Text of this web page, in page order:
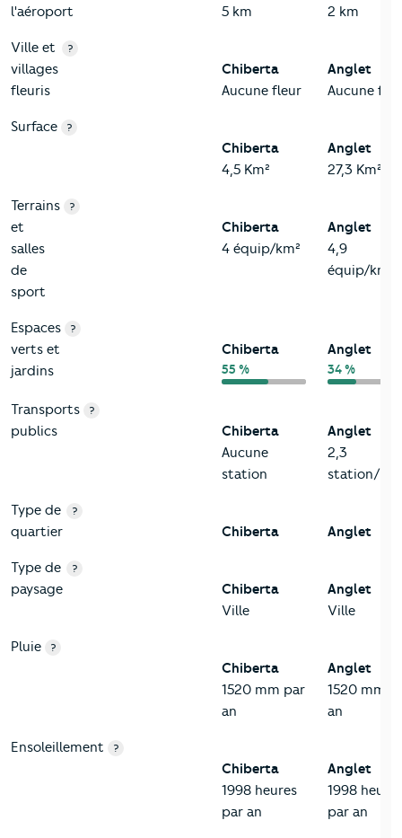
l'aéroport
5 km
2 km
Ville et
villages
fleuris
?
Chiberta
Aucune fleur
Anglet
Aucune
Surface ?
Chiberta
4,5 Km²
Anglet
27,3 Km²
Terrains
et
salles
de
sport
?
Chiberta
4 équip/km²
Anglet
4,9
équip/km²
Espaces
verts et
jardins
?
Chiberta
55 %
Anglet
34 %
Transports
publics
?
Chiberta
Aucune
station
Anglet
2,3
station/
Type de
quartier
?
Chiberta Anglet
Type de
paysage
?
Chiberta
Ville
Anglet
Ville
Pluie ?
Chiberta
1520 mm par
an
Anglet
1520 mm
an
Ensoleillement ?
Chiberta
1998 heures
par an
Anglet
1998 heures
par an